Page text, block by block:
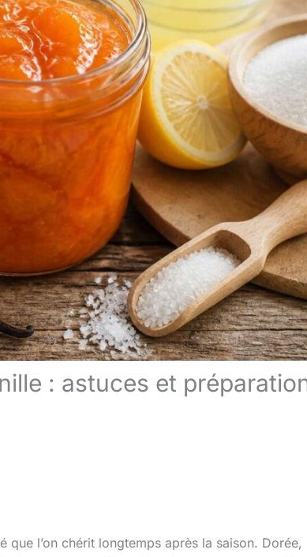
: astuces et
que l’on chérit longtemps après la saison. Dorée,